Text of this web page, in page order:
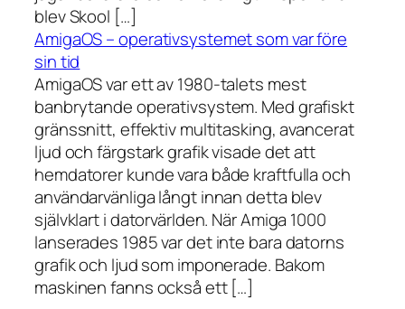
blev Skool […]
AmigaOS – operativsystemet som var före
sin tid
AmigaOS var ett av 1980-talets mest
banbrytande operativsystem. Med grafiskt
gränssnitt, effektiv multitasking, avancerat
ljud och färgstark grafik visade det att
hemdatorer kunde vara både kraftfulla och
användarvänliga långt innan detta blev
självklart i datorvärlden. När Amiga 1000
lanserades 1985 var det inte bara datorns
grafik och ljud som imponerade. Bakom
maskinen fanns också ett […]